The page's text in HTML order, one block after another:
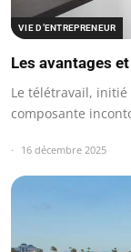
VIE D’ENTREPRENEUR
Les avantages
Le télétravail,
composante
16 décembre 2025